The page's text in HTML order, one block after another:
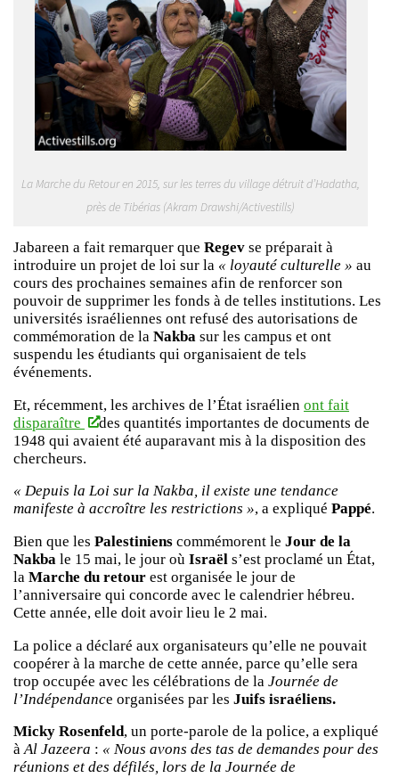
La Marche du Retour en 2015, sur les terres du village détruit d’Hadatha,
près de Tibérias (Akram Drawshi/Activestills)
Jabareen a fait remarquer que Regev se préparait à
introduire un projet de loi sur la « loyauté culturelle » au
cours des prochaines semaines afin de renforcer son
pouvoir de supprimer les fonds à de telles institutions. Les
universités israéliennes ont refusé des autorisations de
commémoration de la Nakba sur les campus et ont
suspendu les étudiants qui organisaient de tels
événements.
Et, récemment, les archives de l’État israélien ont fait
disparaître
des quantités importantes de documents de
1948 qui avaient été auparavant mis à la disposition des
chercheurs.
« Depuis la Loi sur la Nakba, il existe une tendance
manifeste à accroître les restrictions », a expliqué Pappé.
Bien que les Palestiniens commémorent le Jour de la
Nakba le 15 mai, le jour où Israël s’est proclamé un État,
la Marche du retour est organisée le jour de
l’anniversaire qui concorde avec le calendrier hébreu.
Cette année, elle doit avoir lieu le 2 mai.
La police a déclaré aux organisateurs qu’elle ne pouvait
coopérer à la marche de cette année, parce qu’elle sera
trop occupée avec les célébrations de la Journée de
l’Indépendance organisées par les Juifs israéliens.
Micky Rosenfeld, un porte-parole de la police, a expliqué
àAl Jazeera : « Nous avons des tas de demandes pour des
réunions et des défilés, lors de la Journée de